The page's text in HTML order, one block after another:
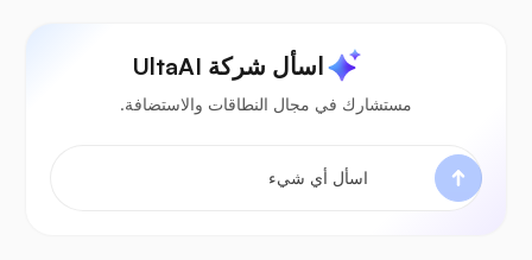
اسأل شركة UltaAI
مستشارك في مجال النطاقات والاستضافة.